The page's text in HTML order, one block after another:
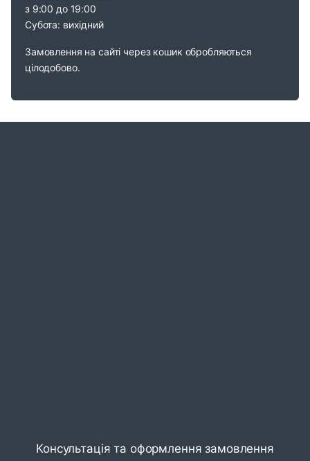
з 9:00 до 19:00
Субота: вихідний
Замовлення на сайті через кошик обробляються
цілодобово.
Консультація та оформлення замовлення